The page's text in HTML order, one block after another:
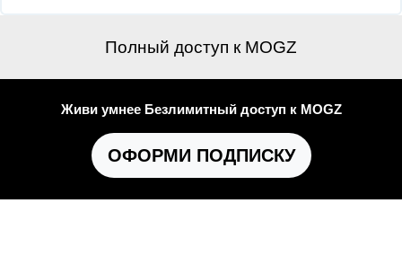
Полный доступ к MOGZ
Живи умнее Безлимитный доступ к MOGZ
ОФОРМИ ПОДПИСКУ